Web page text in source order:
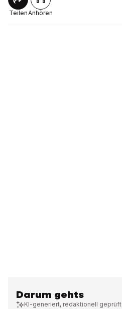
TeilenAnhören
Darum gehts
KI-generiert, redaktionell geprüft